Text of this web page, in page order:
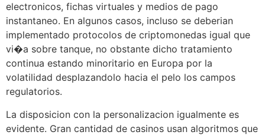
electronicos, fichas virtuales y medios de pago
instantaneo. En algunos casos, incluso se deberian
implementado protocolos de criptomonedas igual que
vi�a sobre tanque, no obstante dicho tratamiento
continua estando minoritario en Europa por la
volatilidad desplazandolo hacia el pelo los campos
regulatorios.
La disposicion con la personalizacion igualmente es
evidente. Gran cantidad de casinos usan algoritmos que